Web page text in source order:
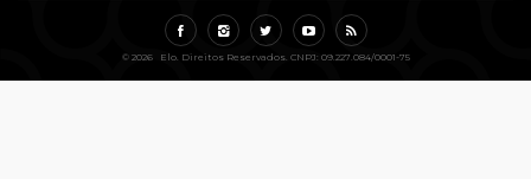
© 2026 Elo. Direitos Reservados. CNPJ: 09.227.084/0001-75